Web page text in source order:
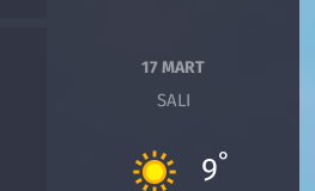
17 MART
SALI
9°